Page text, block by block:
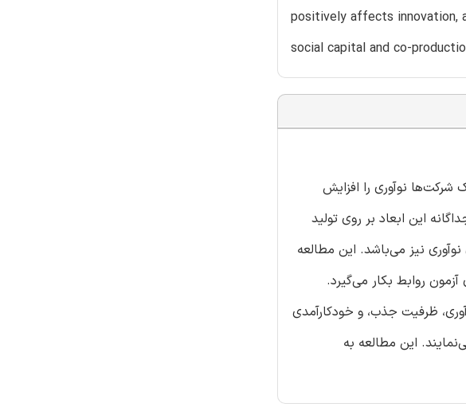
positively affects innovation,
social capital and co-
شرکت‌ها نوآوری را افزایش
این ابعاد بر روی تولید
نیز می‌باشد. این مطالعه
را برای آزمون روابط بکار می‌گیرد.
ظرفیت جذب، و خودکارآمدی
این مطالعه به